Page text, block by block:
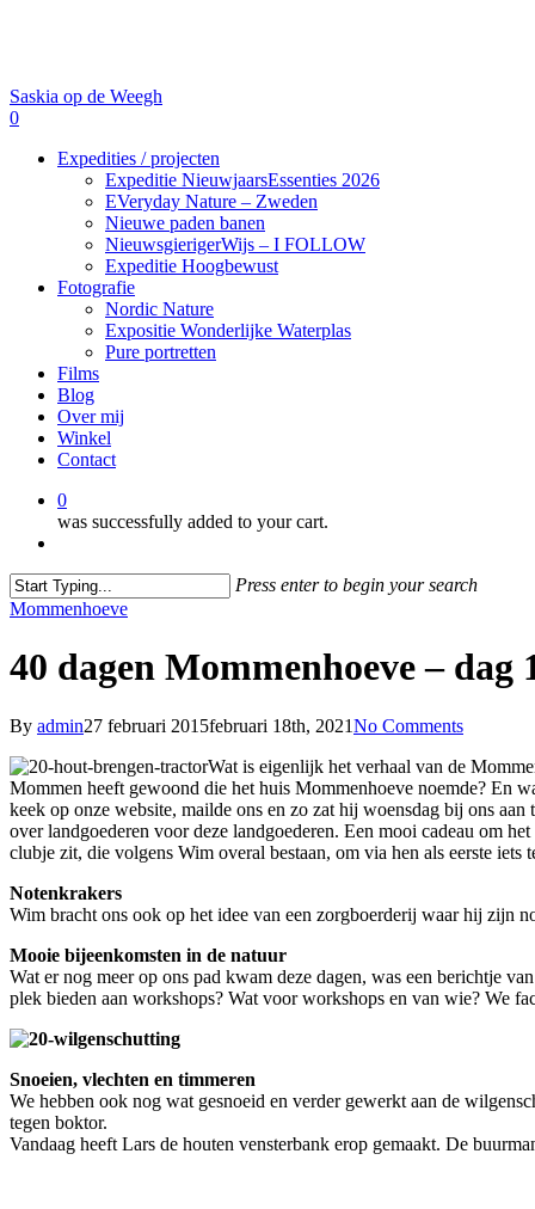
Saskia op de Weegh
0
Expedities / projecten
Expeditie NieuwjaarsEssenties 2026
EVeryday Nature – Zweden
Nieuwe paden banen
NieuwsgierigerWijs – I FOLLOW
Expeditie Hoogbewust
Fotografie
Nordic Nature
Expositie Wonderlijke Waterplas
Pure portretten
Films
Blog
Over mij
Winkel
Contact
0
was successfully added to your cart.
Press enter to begin your search
Close
Mommenhoeve
40 dagen Mommenhoeve – dag
By admin27 februari 2015februari 18th, 2021No Comments
Wat is eigenlijk het verhaal van de
Mommen heeft gewoond die het huis Mommenhoeve noemde? En
keek op onze website, mailde ons en zo zat hij woensdag bij ons
over landgoederen voor deze landgoederen. Een mooi cadeau om
clubje zit, die volgens Wim overal bestaan, om via hen als eerste iets
Notenkrakers
Wim bracht ons ook op het idee van een zorgboerderij waar hij zijn
Mooie bijeenkomsten in de natuur
Wat er nog meer op ons pad kwam deze dagen, was een berichtje
plek bieden aan workshops? Wat voor workshops en van wie? We
Snoeien, vlechten en timmeren
We hebben ook nog wat gesnoeid en verder gewerkt aan de
tegen boktor.
Vandaag heeft Lars de houten vensterbank erop gemaakt. De